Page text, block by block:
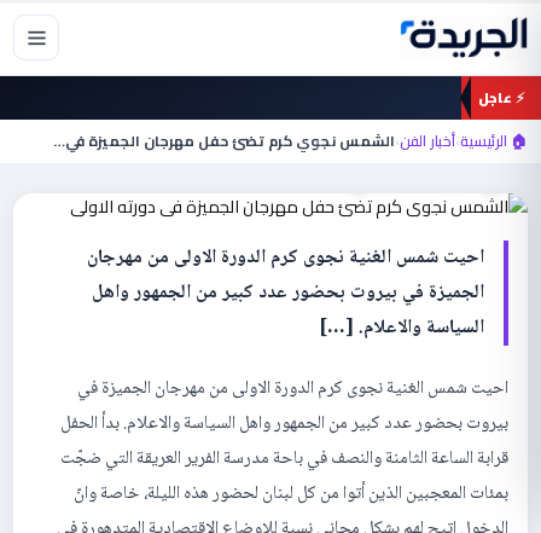
تخطي
المحتوى
⚡ عاجل
🏠 الرئيسية›أخبار الفن›الشمس نجوي كرم تضئ حفل مهرجان الجميزة في…
أخبار الفن
الشمس نجوي كرم تضئ حفل مهرجان الجميزة
احيت شمس الغنية نجوى كرم الدورة الاولى من مهرجان
الجميزة في بيروت بحضور عدد كبير من الجمهور واهل
السياسة والاعلام. […]
احيت شمس الغنية نجوى كرم الدورة الاولى من مهرجان الجميزة في
بيروت بحضور عدد كبير من الجمهور واهل السياسة والاعلام. بدأ الحفل
قرابة الساعة الثامنة والنصف في باحة مدرسة الفرير العريقة التي ضجّت
بمئات المعجبين الذين أتوا من كل لبنان لحضور هذه الليلة، خاصة وانّ